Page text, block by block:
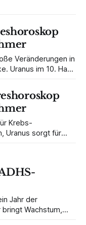
Veränderungen in
Uranus im 10. Haus
du diese Kräfte als
Krebs-
Uranus sorgt für
du als ADHS-
Jahr der
Wachstum,